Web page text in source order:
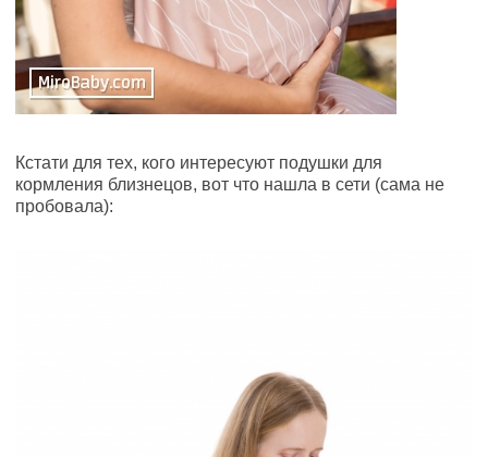
Кстати для тех, кого интересуют подушки для
кормления близнецов, вот что нашла в сети (сама не
пробовала):